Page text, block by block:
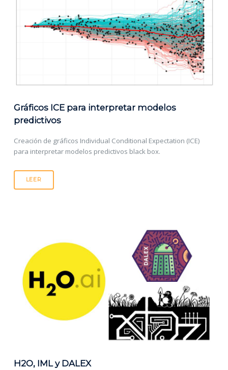
Gráficos ICE para interpretar modelos
predictivos
Creación de gráficos Individual Conditional Expectation (ICE)
para interpretar modelos predictivos black box.
LEER
H2O, IML y DALEX